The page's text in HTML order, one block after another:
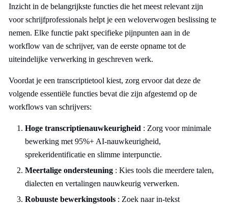
Inzicht in de belangrijkste functies die het meest relevant zijn
voor schrijfprofessionals helpt je een weloverwogen beslissing te
nemen. Elke functie pakt specifieke pijnpunten aan in de
workflow van de schrijver, van de eerste opname tot de
uiteindelijke verwerking in geschreven werk.
Voordat je een transcriptietool kiest, zorg ervoor dat deze de
volgende essentiële functies bevat die zijn afgestemd op de
workflows van schrijvers:
Hoge transcriptienauwkeurigheid : Zorg voor minimale
bewerking met 95%+ AI-nauwkeurigheid,
sprekeridentificatie en slimme interpunctie.
Meertalige ondersteuning : Kies tools die meerdere talen,
dialecten en vertalingen nauwkeurig verwerken.
Robuuste bewerkingstools : Zoek naar in-tekst